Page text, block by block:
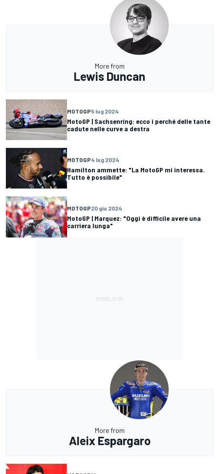
More from
Lewis Duncan
MOTOGP5 lug 2024
MotoGP | Sachsenring: ecco i perché delle tante
cadute nelle curve a destra
MOTOGP4 lug 2024
Hamilton ammette: "La MotoGP mi interessa.
Tutto è possibile"
MOTOGP20 giu 2024
MotoGP | Marquez: "Oggi è difficile avere una
carriera lunga"
More from
Aleix Espargaro